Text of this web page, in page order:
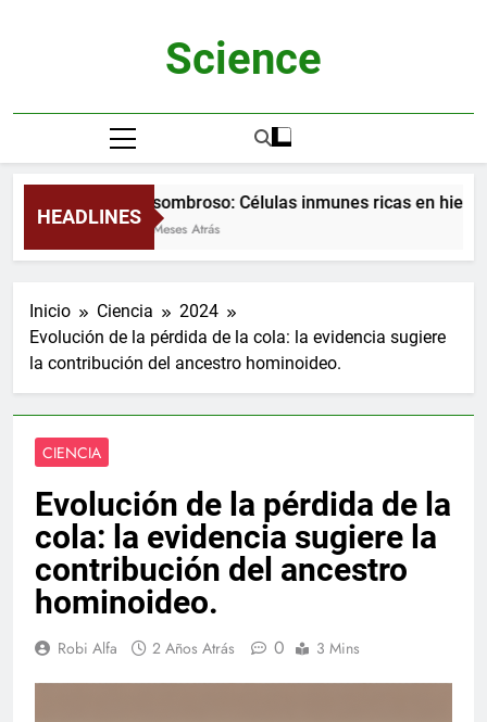
Science
HEADLINES
Asombroso: Células inmunes ricas en
2 Meses Atrás
Inicio Ciencia
2024
Evolución de la pérdida de la cola: la evidencia sugiere
la contribución del ancestro hominoideo.
CIENCIA
Evolución de la pérdida de la
cola: la evidencia sugiere la
contribución del ancestro
hominoideo.
Robi Alfa 2 Años Atrás 0 3 Mins